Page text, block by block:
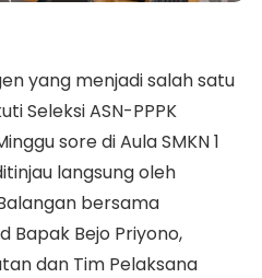
yang menjadi salah satu
Seleksi ASN-PPPK
sore di Aula SMKN 1
langsung oleh
bersama
Bapak Bejo Priyono,
dan Tim Pelaksana